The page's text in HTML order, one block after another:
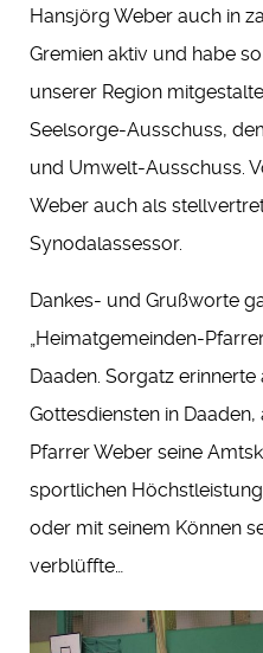
Hansjörg Weber auch in
Gremien aktiv und habe
unserer Region
Seelsorge-Ausschuss,
und Umwelt-Ausschuss.
Weber auch als
Synodalassessor.
Dankes- und Grußworte
„Heimatgemeinden-
Daaden. Sorgatz
Gottesdiensten in
Pfarrer Weber seine
sportlichen
oder mit seinem Können
verblüffte…